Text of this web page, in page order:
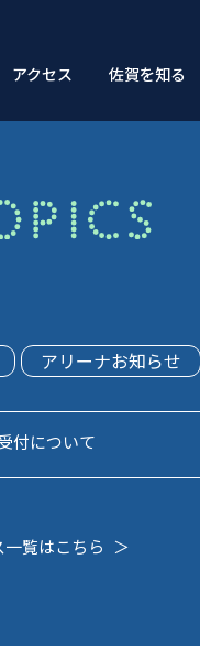
アクセス 佐賀を知る
アリーナお知らせ
付について
一覧はこちら ＞